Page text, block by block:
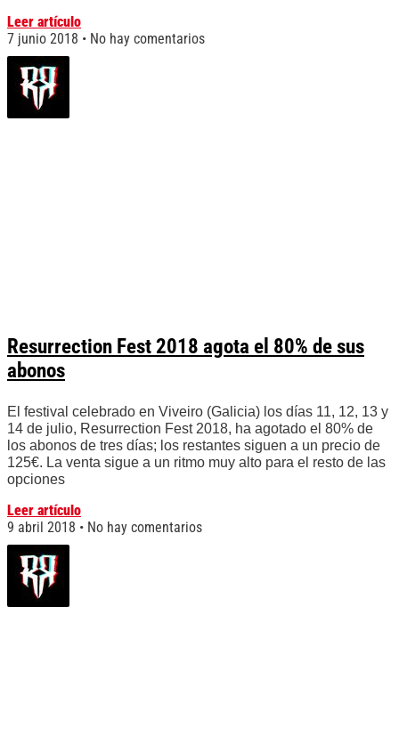
Leer artículo
7 junio 2018
No hay comentarios
Resurrection Fest 2018 agota el 80% de sus
abonos
El festival celebrado en Viveiro (Galicia) los días 11, 12, 13 y
14 de julio, Resurrection Fest 2018, ha agotado el 80% de
los abonos de tres días; los restantes siguen a un precio de
125€. La venta sigue a un ritmo muy alto para el resto de las
opciones
Leer artículo
9 abril 2018
No hay comentarios